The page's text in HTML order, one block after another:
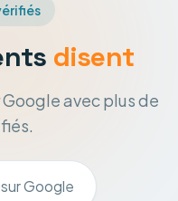
disent
avec plus de
sur Google